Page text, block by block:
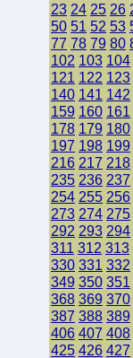
23 24 25 26
50 51 52 53
77 78 79 80
102 103 104
121 122 123
140 141 142
159 160 161
178 179 180
197 198 199
216 217 218
235 236 237
254 255 256
273 274 275
292 293 294
311 312 313
330 331 332
349 350 351
368 369 370
387 388 389
406 407 408
425 426 427